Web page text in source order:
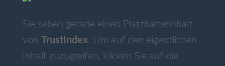
Sie sehen gerade einen Platzhalterinhalt
von TrustIndex. Um auf den eigentlichen
Inhalt zuzugreifen, klicken Sie auf die